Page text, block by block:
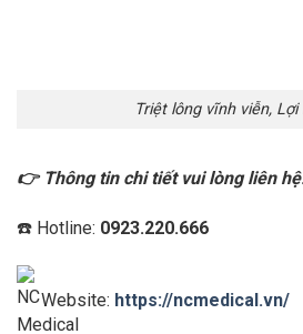
Triệt lông vĩnh viễn, Lợi
👉 Thông tin chi tiết vui lòng liên
☎️ Hotline: 0923.220.666
Website: https://ncmedical.vn/